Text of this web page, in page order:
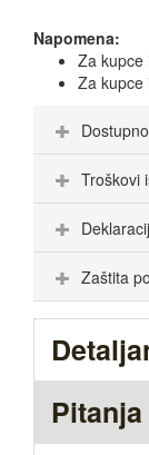
Napomena:
Za kupce
Za kupce
Troškovi
Zaštita